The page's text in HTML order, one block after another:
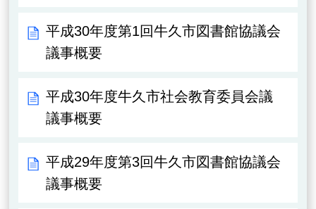
平成30年度第1回牛久市図書館協議会
議事概要
平成30年度牛久市社会教育委員会議
議事概要
平成29年度第3回牛久市図書館協議会
議事概要